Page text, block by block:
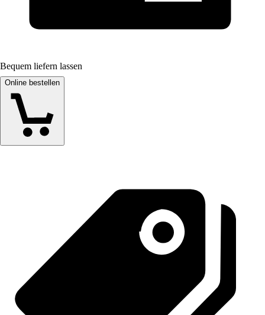
Bequem liefern lassen
Online bestellen